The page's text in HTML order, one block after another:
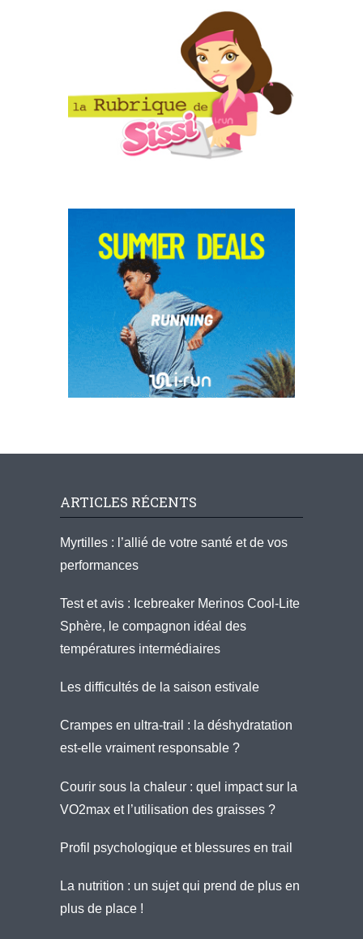
ARTICLES RÉCENTS
Myrtilles : l’allié de votre santé et de vos
performances
Test et avis : Icebreaker Merinos Cool-Lite
Sphère, le compagnon idéal des
températures intermédiaires
Les difficultés de la saison estivale
Crampes en ultra-trail : la déshydratation
est-elle vraiment responsable ?
Courir sous la chaleur : quel impact sur la
VO2max et l’utilisation des graisses ?
Profil psychologique et blessures en trail
La nutrition : un sujet qui prend de plus en
plus de place !